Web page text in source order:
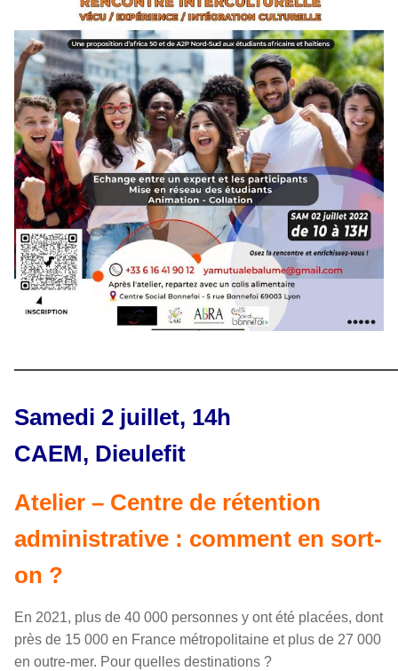
Samedi 2 juillet, 14h
CAEM, Dieulefit
Atelier – Centre de rétention
administrative : comment en sort-
on ?
En 2021, plus de 40 000 personnes y ont été placées, dont
près de 15 000 en France métropolitaine et plus de 27 000
en outre-mer. Pour quelles destinations ?